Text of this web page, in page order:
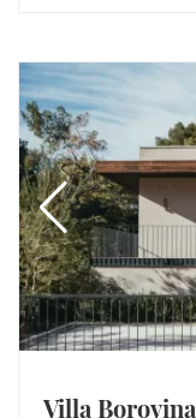
Villa Borovina